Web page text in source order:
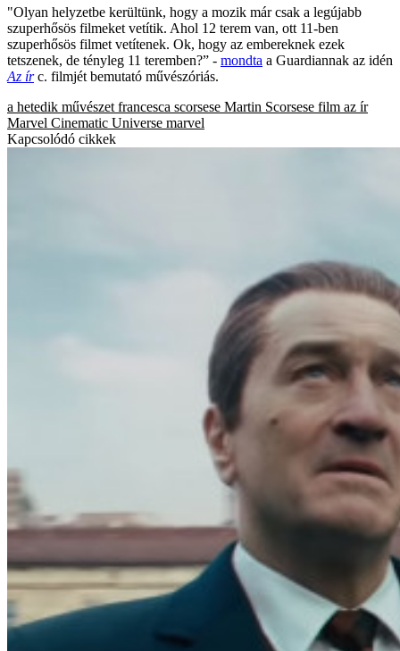
"Olyan helyzetbe kerültünk, hogy a mozik már csak a legújabb
szuperhősös filmeket vetítik. Ahol 12 terem van, ott 11-ben
szuperhősös filmet vetítenek. Ok, hogy az embereknek ezek
tetszenek, de tényleg 11 teremben?” - mondta a Guardiannak az idén
Az írc. filmjét bemutató művészóriás.
a hetedik művészet francesca scorsese Martin Scorsese film az ír
Marvel Cinematic Universe marvel
Kapcsolódó cikkek